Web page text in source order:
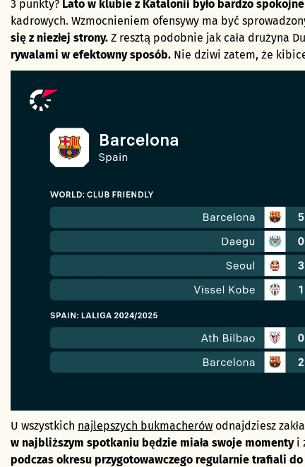
3 punkty? Lato w klubie z Katalonii było bardzo spokojne
kadrowych. Wzmocnieniem ofensywy ma być
się z niezłej strony. Z resztą podobnie jak cała drużyna
rywalami w efektowny sposób. Nie dziwi zatem, że
U wszystkich najlepszych bukmacherów odnajdziesz
w najbliższym spotkaniu będzie miała swoje momentyi
podczas okresu przygotowawczego regularnie trafiali